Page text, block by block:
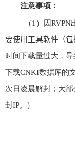
注意事项：
（1 ）因RVPN
要使用工具软件 （包
时间下载量过大，
下载CNKI数据库的
次日凌晨解封；大
封IP。）